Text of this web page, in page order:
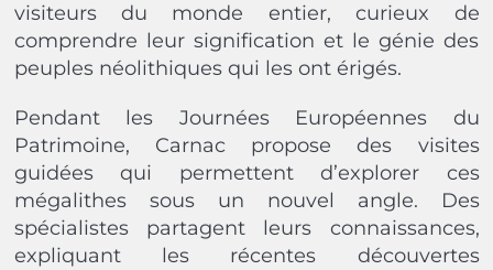
visiteurs du monde entier, curieux de
comprendre leur signification et le génie des
peuples néolithiques qui les ont érigés.
Pendant les Journées Européennes du
Patrimoine, Carnac propose des visites
guidées qui permettent d’explorer ces
mégalithes sous un nouvel angle. Des
spécialistes partagent leurs connaissances,
expliquant les récentes découvertes